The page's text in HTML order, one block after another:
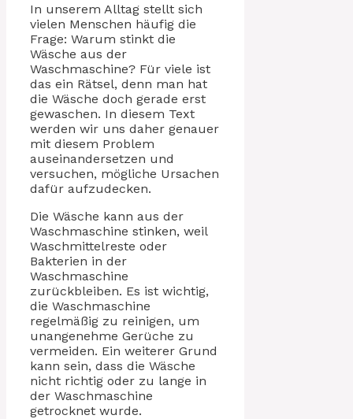
In unserem Alltag stellt sich
vielen Menschen häufig die
Frage: Warum stinkt die
Wäsche aus der
Waschmaschine? Für viele ist
das ein Rätsel, denn man hat
die Wäsche doch gerade erst
gewaschen. In diesem Text
werden wir uns daher genauer
mit diesem Problem
auseinandersetzen und
versuchen, mögliche Ursachen
dafür aufzudecken.
Die Wäsche kann aus der
Waschmaschine stinken, weil
Waschmittelreste oder
Bakterien in der
Waschmaschine
zurückbleiben. Es ist wichtig,
die Waschmaschine
regelmäßig zu reinigen, um
unangenehme Gerüche zu
vermeiden. Ein weiterer Grund
kann sein, dass die Wäsche
nicht richtig oder zu lange in
der Waschmaschine
getrocknet wurde.